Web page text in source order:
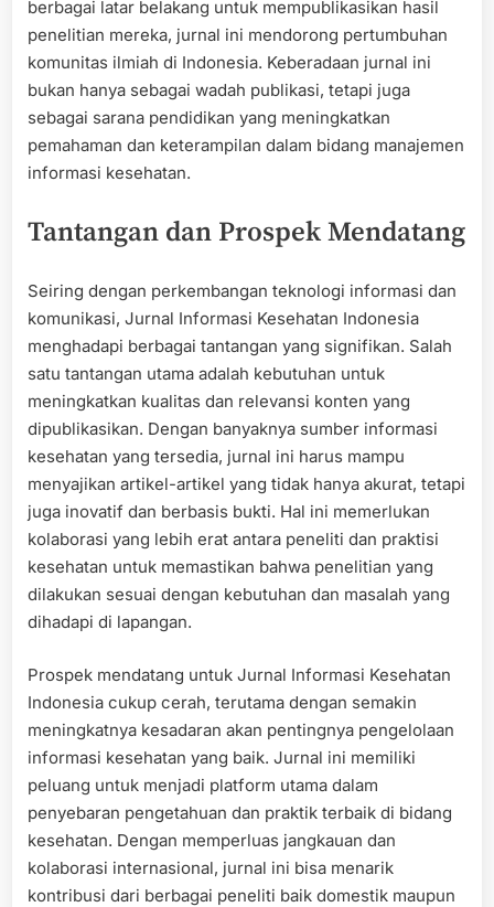
berbagai latar belakang untuk mempublikasikan hasil
penelitian mereka, jurnal ini mendorong pertumbuhan
komunitas ilmiah di Indonesia. Keberadaan jurnal ini
bukan hanya sebagai wadah publikasi, tetapi juga
sebagai sarana pendidikan yang meningkatkan
pemahaman dan keterampilan dalam bidang manajemen
informasi kesehatan.
Tantangan dan Prospek Mendatang
Seiring dengan perkembangan teknologi informasi dan
komunikasi, Jurnal Informasi Kesehatan Indonesia
menghadapi berbagai tantangan yang signifikan. Salah
satu tantangan utama adalah kebutuhan untuk
meningkatkan kualitas dan relevansi konten yang
dipublikasikan. Dengan banyaknya sumber informasi
kesehatan yang tersedia, jurnal ini harus mampu
menyajikan artikel-artikel yang tidak hanya akurat, tetapi
juga inovatif dan berbasis bukti. Hal ini memerlukan
kolaborasi yang lebih erat antara peneliti dan praktisi
kesehatan untuk memastikan bahwa penelitian yang
dilakukan sesuai dengan kebutuhan dan masalah yang
dihadapi di lapangan.
Prospek mendatang untuk Jurnal Informasi Kesehatan
Indonesia cukup cerah, terutama dengan semakin
meningkatnya kesadaran akan pentingnya pengelolaan
informasi kesehatan yang baik. Jurnal ini memiliki
peluang untuk menjadi platform utama dalam
penyebaran pengetahuan dan praktik terbaik di bidang
kesehatan. Dengan memperluas jangkauan dan
kolaborasi internasional, jurnal ini bisa menarik
kontribusi dari berbagai peneliti baik domestik maupun